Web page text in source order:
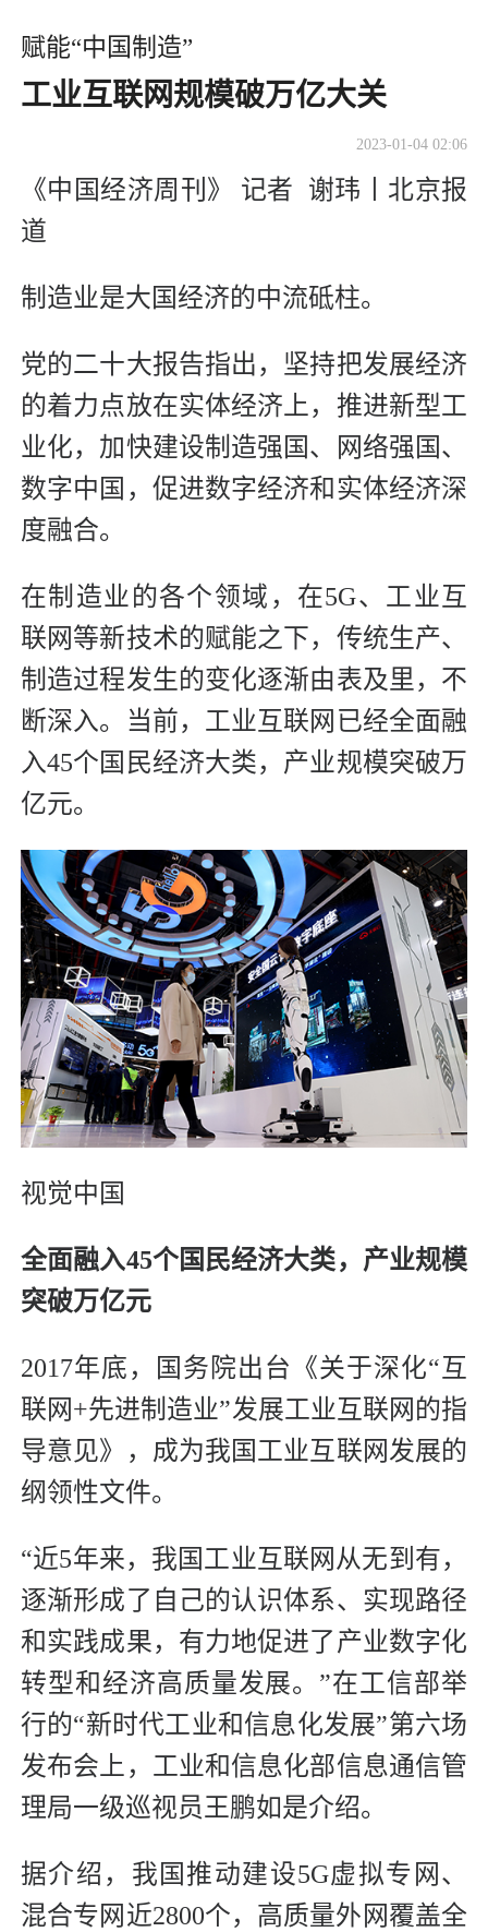
赋能“中国制造”
工业互联网规模破万亿大关
2023-01-04 02:06
《中国经济周刊》 记者 谢玮丨北京报
道
制造业是大国经济的中流砥柱。
党的二十大报告指出，坚持把发展经济
的着力点放在实体经济上，推进新型工
业化，加快建设制造强国、网络强国、
数字中国，促进数字经济和实体经济深
度融合。
在制造业的各个领域，在5G、工业互
联网等新技术的赋能之下，传统生产、
制造过程发生的变化逐渐由表及里，不
断深入。当前，工业互联网已经全面融
入45个国民经济大类，产业规模突破万
亿元。
视觉中国
全面融入45个国民经济大类，产业规模
突破万亿元
2017年底，国务院出台《关于深化“互
联网+先进制造业”发展工业互联网的指
导意见》，成为我国工业互联网发展的
纲领性文件。
“近5年来，我国工业互联网从无到有，
逐渐形成了自己的认识体系、实现路径
和实践成果，有力地促进了产业数字化
转型和经济高质量发展。”在工信部举
行的“新时代工业和信息化发展”第六场
发布会上，工业和信息化部信息通信管
理局一级巡视员王鹏如是介绍。
据介绍，我国推动建设5G虚拟专网、
混合专网近2800个，高质量外网覆盖全